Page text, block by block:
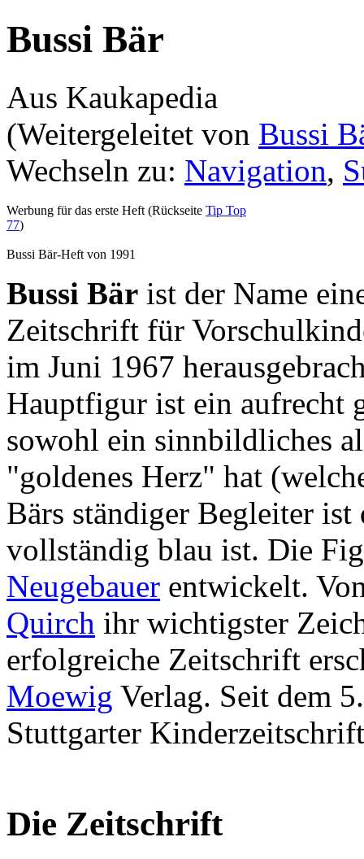
Bussi Bär
Aus Kaukapedia
(Weitergeleitet von Bussi
Wechseln zu: Navigation,
Werbung für das erste Heft (Rückseite Tip Top
77)
Bussi Bär-Heft von 1991
Bussi Bär ist der Name
Zeitschrift für
im Juni 1967
Hauptfigur ist ein aufrecht
sowohl ein sinnbildliches
"goldenes Herz" hat
Bärs ständiger Begleiter
vollständig blau ist. Die
Neugebauer entwickelt.
Quirch ihr wichtigster
erfolgreiche Zeitschrift
Moewig Verlag. Seit dem
Stuttgarter
Die Zeitschrift